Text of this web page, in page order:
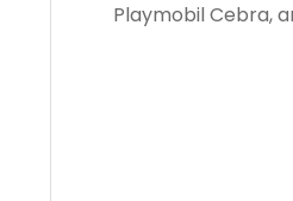
Playmobil Cebra,